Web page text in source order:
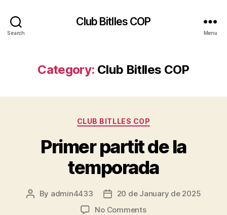
Search
Club Bitlles COP
Menu
Category: Club Bitlles COP
Categories
CLUB BITLLES COP
Primer partit de la
temporada
Post
By admin4433
Post
date
20 de January de 2025
No Commentson